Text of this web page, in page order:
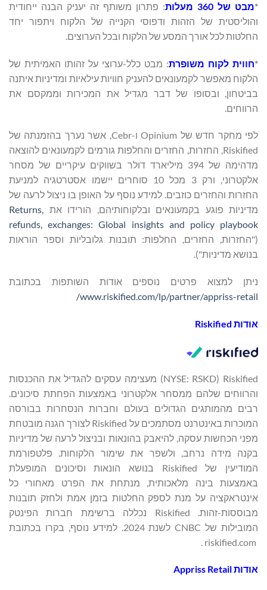
*מבט של 360 מעלות
: פתרון משותף זה יעניק הבנה ייחודית
והוליסטית של הזהות ודפוסי הקנייה של הלקוח ויתפור יחד
החלטות לכל אורך המסע של הלקוח ובכל הערוצים.
*חווית לקוח משופרת: מבט כלל-ערוצי על זהותו האמיתית של
הלקוח מאפשר לקמעונאים להעניק חוויות עילאיות ומדיניות איתנה
בביטחון, ובסופו של דבר מגדיל את המכירות וממקסם את
הרווחים.
לפי מחקר חדש של Opinium ו-Cebr, אשר נערך בהזמנתה של
Riskified, החזרות, החזרים והחלפות גורמים לקמעונאים להוצאה
מדהימה של 394 מיליארד דולר בשווקים עיקריים של מסחר
אלקטרוני, ורק 3 מכל 10 סוחרים יישמו אסטרטגיה למניעת
החזרות והחזרים כוזבים. למידע נוסף על האופן בו ניצול לרעה של
מדיניות פוגע בקמעונאים ובלקוחותיהם, הורידו את Returns,
refunds, exchanges: Global insights and policy playbook
("החזרות, החזרים, החלפות: תובנות גלובליות וספר הוראות
בנושא מדיניות").
ניתן למצוא פרטים נוספים אודות השותפות בכתובת
www.riskified.com/lp/partner/appriss-retail/
אודות Riskified
Riskified ‏(NYSE: RSKD) מעצימה עסקים להגדיל את ההכנסות
והרווחים שלהם ממסחר אלקטרוני באמצעות הפחתת סיכונים.
רבים מהמותגים הגדולים בעולם וחברות הנסחרות בבורסה
המוכרות באינטרנט מסתמכים על Riskified לצורך הגנה מובטחת
מפני הכחשות עסקה, להיאבק בהונאות ובניצול לרעה של מדיניות
בקנה מידה נרחב, ולשפר את שימור הלקוחות. פלטפורמת
המודיעין של Riskified בנושא הונאות וסיכונים המופעלת
באמצעות בינה מלאכותית, מנתחת את הפרט מאחורי כל
אינטראקציה על מנת לספק החלטות בזמן אמת ולחזק תובנות
מבוססות-זהות. Riskified נכללה ברשימת חברות הפינטק
המובילות של CNBC לשנת 2024. למידע נוסף, בקרו בכתובת
אודותAppriss Retail